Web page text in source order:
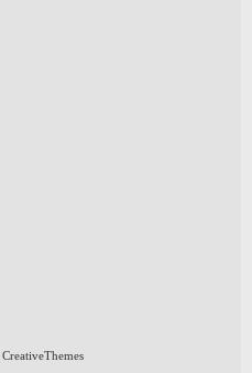
CreativeThemes